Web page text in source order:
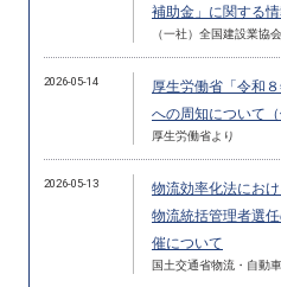
補助金」に関する
（一社）全国建設業協
2026-05-14
厚生労働省「令和
への周知について（
厚生労働省より
2026-05-13
物流効率化法にお
物流統括管理者選
催について
国土交通省物流・自動